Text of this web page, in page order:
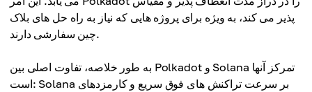
پذیر می کند، به ویژه برای پروژه هایی که نیاز به راه حل های بلاک
چین سفارشی دارند.
به طور خلاصه، تفاوت اصلی بین Polkadot و Solana تمرکز آنها
است: Solana بر سرعت تراکنش های فوق سریع و کارمزدهای